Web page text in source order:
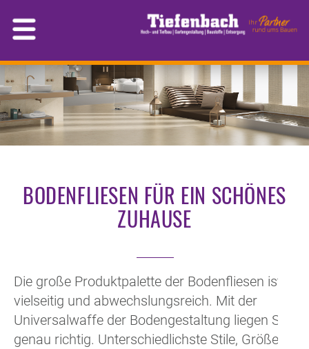
BODENFLIESEN FÜR EIN SCHÖNES
ZUHAUSE
Die große Produktpalette der Bodenfliesen ist
vielseitig und abwechslungsreich. Mit der
Universalwaffe der Bodengestaltung liegen Sie
genau richtig. Unterschiedlichste Stile, Größen